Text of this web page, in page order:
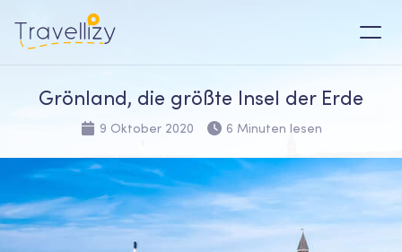
Grönland, die größte Insel der Erde
9 Oktober 2020 6 Minuten lesen